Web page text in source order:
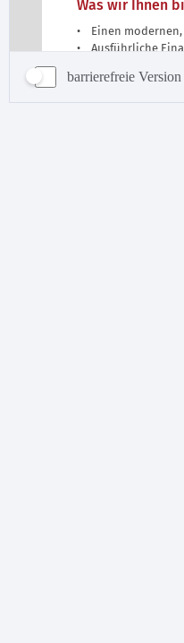
barrierefreie Version